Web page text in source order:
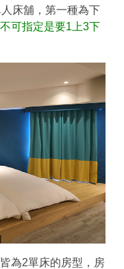
床舖，第一種為下
可指定是要1上3下
為2單床的房型，房